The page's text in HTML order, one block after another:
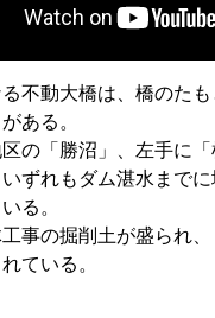
不動大橋は、橋のた
ある。
の「勝沼」、左手に
ずれもダム湛水まで
る。
事の掘削土が盛られ、
ている。